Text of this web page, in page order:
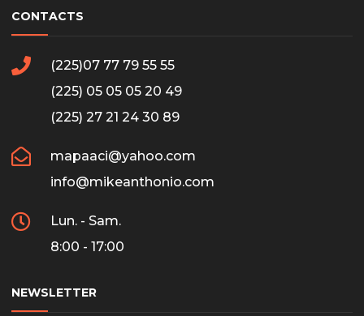
CONTACTS
(225)07 77 79 55 55
(225) 05 05 05 20 49
(225) 27 21 24 30 89
mapaaci@yahoo.com
info@mikeanthonio.com
Lun. - Sam.
8:00 - 17:00
NEWSLETTER